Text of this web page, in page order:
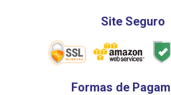
Site Seguro
Formas de